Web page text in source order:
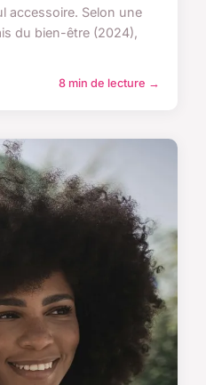
accessoire. Selon une
du bien-être (2024),
8 min de lecture →